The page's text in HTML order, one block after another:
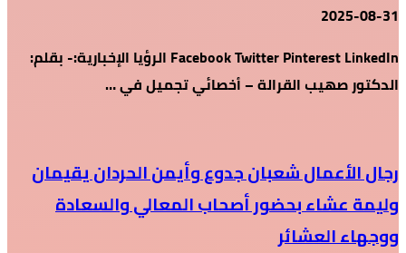
2025-08-31
Facebook Twitter Pinterest LinkedIn الرؤيا الإخبارية:- بقلم:
الدكتور صهيب القرالة – أخصائي تجميل في …
رجال الأعمال شعبان جدوع وأيمن الحردان يقيمان
وليمة عشاء بحضور أصحاب المعالي والسعادة
ووجهاء العشائر